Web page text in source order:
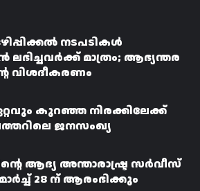
നടപടികൾ
ലഭിച്ചവർക്ക് മാത്രം; ആഭ്യന്തര
വിശദീകരണം
കുറഞ്ഞ നിരക്കിലേക്ക്
ജനസംഖ്യ
ആദ്യ അന്താരാഷ്ട്ര സർവീസ്
28 ന് ആരംഭിക്കും